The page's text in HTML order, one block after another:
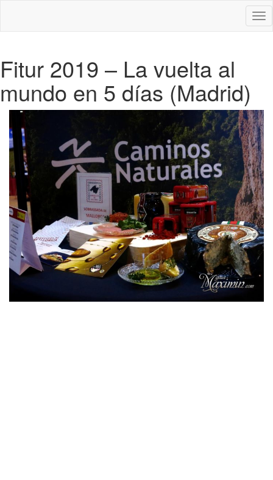
Fitur 2019 – La vuelta al
mundo en 5 días (Madrid)